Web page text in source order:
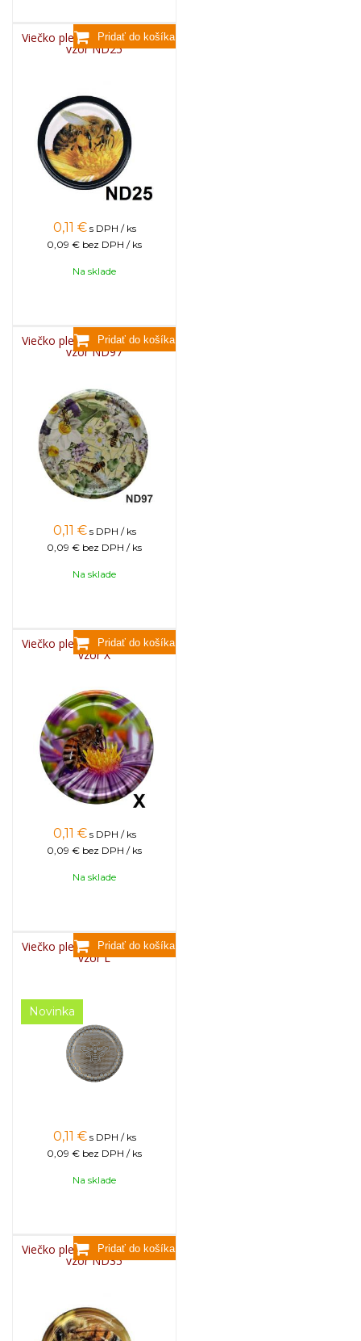
Viečko plechové TWIST 82 -
vzor ND25
0,11 € s DPH / ks
0,09 € bez DPH / ks
Na sklade
Viečko plechové TWIST 82 -
vzor ND97
0,11 € s DPH / ks
0,09 € bez DPH / ks
Na sklade
Viečko plechové TWIST 82 -
vzor X
0,11 € s DPH / ks
0,09 € bez DPH / ks
Na sklade
Viečko plechové TWIST 82 -
vzor L
Novinka
0,11 € s DPH / ks
0,09 € bez DPH / ks
Na sklade
Viečko plechové TWIST 82 -
vzor ND35